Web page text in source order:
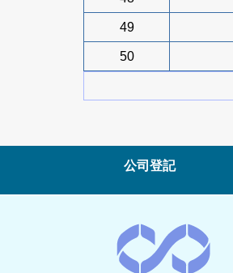
49
50
公司登記